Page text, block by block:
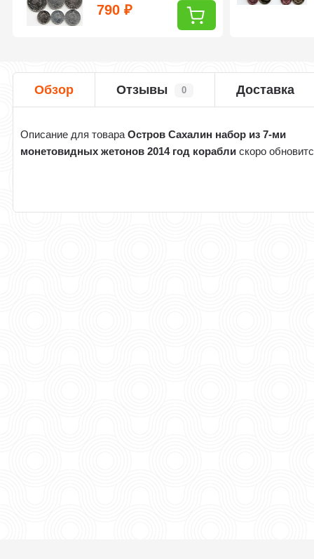
790₽
Обзор Отзывы 0 Доставка
Описание для товараОстров Сахалин набор из 7-ми
монетовидных жетонов 2014 год корабли скоро